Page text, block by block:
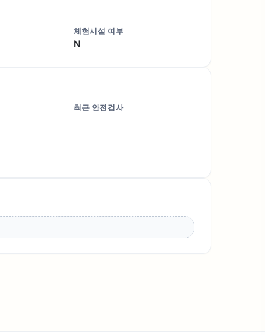
체험시설 여부
N
최근 안전검사